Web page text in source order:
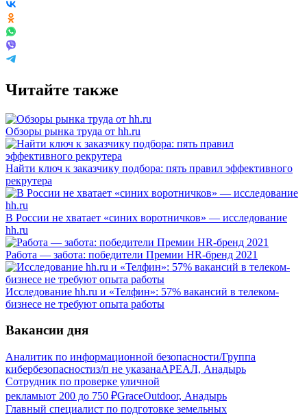
Читайте также
Обзоры рынка труда от hh.ru
Найти ключ к заказчику подбора: пять правил эффективного
рекрутера
В России не хватает «синих воротничков» — исследование
hh.ru
Работа — забота: победители Премии HR-бренд 2021
Исследование hh.ru и «Телфин»: 57% вакансий в телеком-
бизнесе не требуют опыта работы
Вакансии дня
Аналитик по информационной безопасности/Группа
кибербезопасностиз/п не указанаАРЕАЛ, Анадырь
Сотрудник по проверке уличной
рекламыот 200 до 750 ₽GraceOutdoor, Анадырь
Главный специалист по подготовке земельных